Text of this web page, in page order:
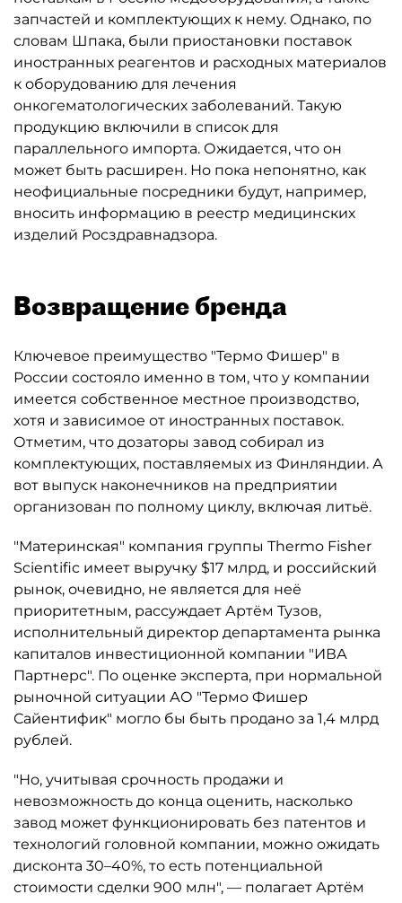
запчастей и комплектующих к нему. Однако, по
словам Шпака, были приостановки поставок
иностранных реагентов и расходных материалов
к оборудованию для лечения
онкогематологических заболеваний. Такую
продукцию включили в список для
параллельного импорта. Ожидается, что он
может быть расширен. Но пока непонятно, как
неофициальные посредники будут, например,
вносить информацию в реестр медицинских
изделий Росздравнадзора.
Возвращение бренда
Ключевое преимущество "Термо Фишер" в
России состояло именно в том, что у компании
имеется собственное местное производство,
хотя и зависимое от иностранных поставок.
Отметим, что дозаторы завод собирал из
комплектующих, поставляемых из Финляндии. А
вот выпуск наконечников на предприятии
организован по полному циклу, включая литьё.
"Материнская" компания группы Thermo Fisher
Scientific имеет выручку $17 млрд, и российский
рынок, очевидно, не является для неё
приоритетным, рассуждает Артём Тузов,
исполнительный директор департамента рынка
капиталов инвестиционной компании "ИВА
Партнерс". По оценке эксперта, при нормальной
рыночной ситуации АО "Термо Фишер
Сайентифик" могло бы быть продано за 1,4 млрд
рублей.
"Но, учитывая срочность продажи и
невозможность до конца оценить, насколько
завод может функционировать без патентов и
технологий головной компании, можно ожидать
дисконта 30–40%, то есть потенциальной
стоимости сделки 900 млн", — полагает Артём